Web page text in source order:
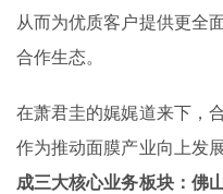
从而为优质客户提供更全
合作生态。
在萧君圭的娓娓道来下，
作为推动面膜产业向上发
成三大核心业务板块：佛